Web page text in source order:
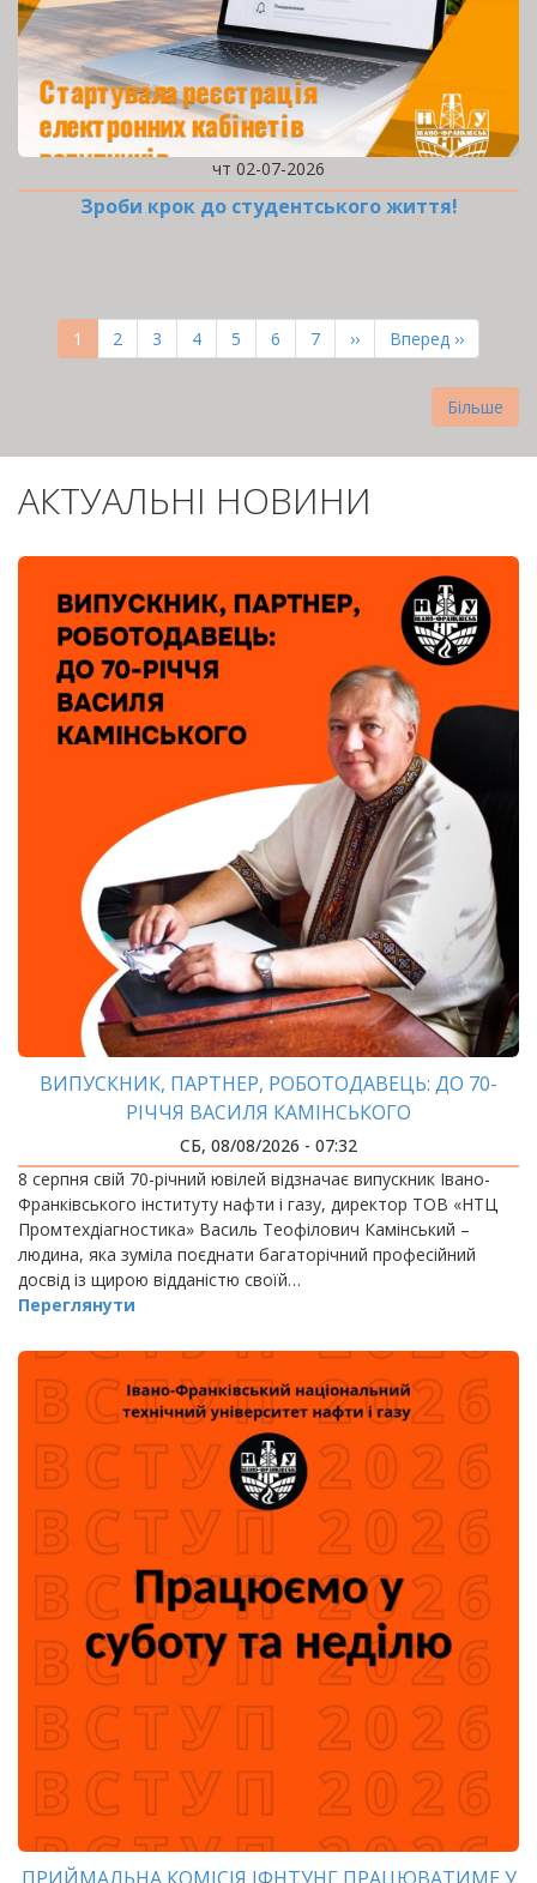
чт 02-07-2026
Зроби крок до студентського життя!
СТОРІНКИПоточна
сторінка
1 Page
2 Page
3 Page
4 Page
5 Page
6 Page
7
Наступна
сторінка
››
Остання
сторінка
Вперед ››
Більше
АКТУАЛЬНІ НОВИНИ
ВИПУСКНИК, ПАРТНЕР, РОБОТОДАВЕЦЬ: ДО 70-
РІЧЧЯ ВАСИЛЯ КАМІНСЬКОГО
СБ, 08/08/2026 - 07:32
8 серпня свій 70-річний ювілей відзначає випускник Івано-
Франківського інституту нафти і газу, директор ТОВ «НТЦ
Промтехдіагностика» Василь Теофілович Камінський –
людина, яка зуміла поєднати багаторічний професійний
досвід із щирою відданістю своїй…
Переглянути